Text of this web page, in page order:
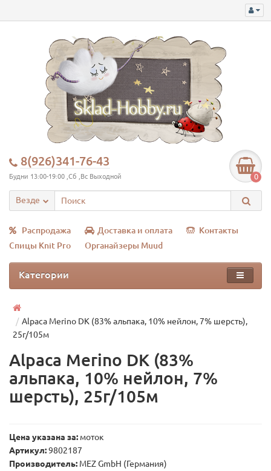
8(926)341-76-43
Будни 13:00-19:00 ,Сб ,Вс Выходной 0
Везде
Распродажа Доставка и оплата
Контакты
Спицы Knit Pro
Органайзеры Muud
Категории
Alpaca Merino DK (83% альпака, 10% нейлон, 7% шерсть),
25г/105м
Alpaca Merino DK (83%
альпака, 10% нейлон, 7%
шерсть), 25г/105м
Цена указана за: моток
Артикул:9802187
Производитель: MEZ GmbH (Германия)